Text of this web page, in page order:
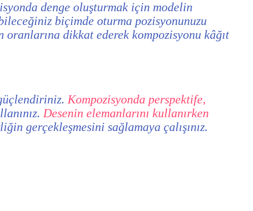
denge oluşturmak için modelin
biçimde oturma pozisyonunuzu
dikkat ederek kompozisyonu kâğıt
Kompozisyonda perspektife,
Desenin elemanlarını kullanırken
gerçekleşmesini sağlamaya çalışınız.